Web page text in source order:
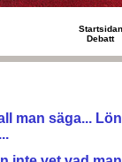
Startsidan
Debatt
man säga...